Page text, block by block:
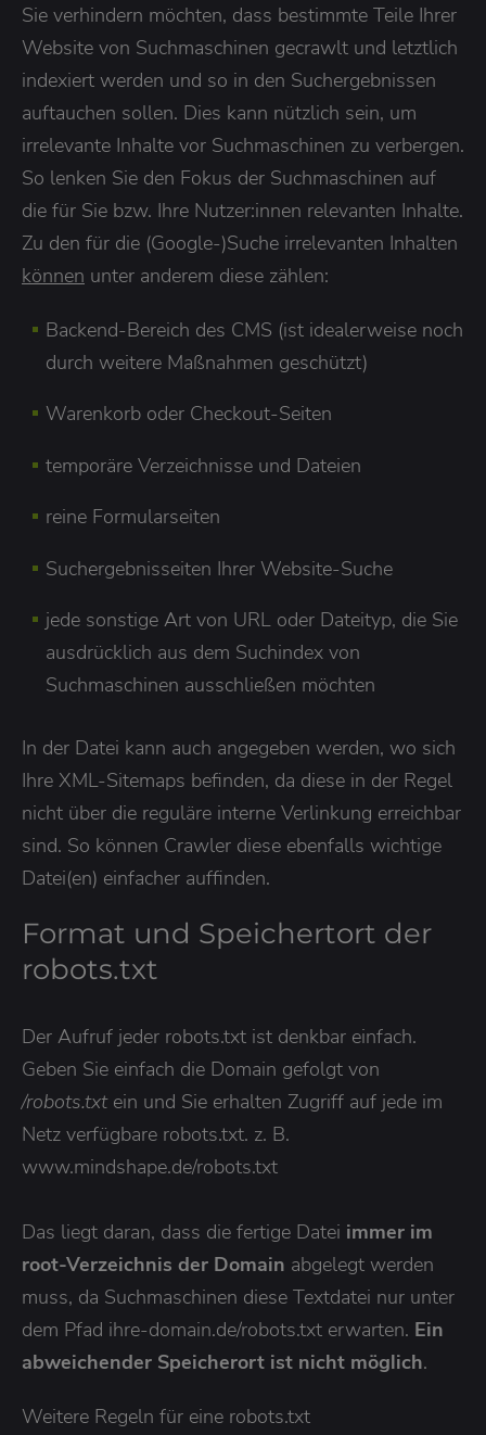
Sie verhindern möchten, dass bestimmte Teile Ihrer
Website von Suchmaschinen gecrawlt und letztlich
indexiert werden und so in den Suchergebnissen
auftauchen sollen. Dies kann nützlich sein, um
irrelevante Inhalte vor Suchmaschinen zu verbergen.
So lenken Sie den Fokus der Suchmaschinen auf
die für Sie bzw. Ihre Nutzer:innen relevanten Inhalte.
Zu den für die (Google-)Suche irrelevanten Inhalten
können unter anderem diese zählen:
Backend-Bereich des CMS (ist idealerweise noch
durch weitere Maßnahmen geschützt)
Warenkorb oder Checkout-Seiten
temporäre Verzeichnisse und Dateien
reine Formularseiten
Suchergebnisseiten Ihrer Website-Suche
jede sonstige Art von URL oder Dateityp, die Sie
ausdrücklich aus dem Suchindex von
Suchmaschinen ausschließen möchten
In der Datei kann auch angegeben werden, wo sich
Ihre XML-Sitemaps befinden, da diese in der Regel
nicht über die reguläre interne Verlinkung erreichbar
sind. So können Crawler diese ebenfalls wichtige
Datei(en) einfacher auffinden.
Format und Speichertort der
robots.txt
Der Aufruf jeder robots.txt ist denkbar einfach.
Geben Sie einfach die Domain gefolgt von
/robots.txtein und Sie erhalten Zugriff auf jede im
Netz verfügbare robots.txt. z. B.
www.mindshape.de/robots.txt
Das liegt daran, dass die fertige Datei immer im
root-Verzeichnis der Domain abgelegt werden
muss, da Suchmaschinen diese Textdatei nur unter
dem Pfad ihre-domain.de/robots.txt erwarten. Ein
abweichender Speicherort ist nicht möglich.
Weitere Regeln für eine robots.txt